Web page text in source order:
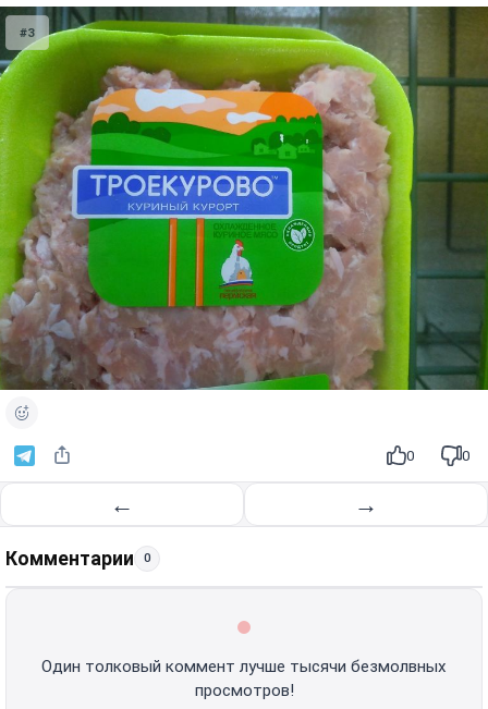
#3
0 0
← →
Комментарии 0
Один толковый коммент лучше тысячи безмолвных
просмотров!